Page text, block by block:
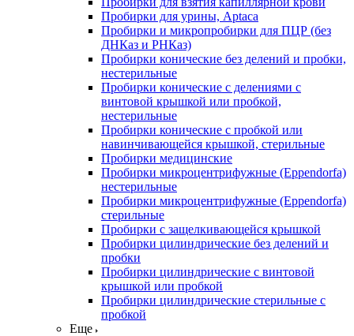
Пробирки для урины, Aptaca
Пробирки и микропробирки для ПЦР (без
ДНКаз и РНКаз)
Пробирки конические без делений и пробки,
нестерильные
Пробирки конические с делениями с
винтовой крышкой или пробкой,
нестерильные
Пробирки конические с пробкой или
навинчивающейся крышкой, стерильные
Пробирки медицинские
Пробирки микроцентрифужные (Eppendorfа)
нестерильные
Пробирки микроцентрифужные (Eppendorfа)
стерильные
Пробирки с защелкивающейся крышкой
Пробирки цилиндрические без делений и
пробки
Пробирки цилиндрические с винтовой
крышкой или пробкой
Пробирки цилиндрические стерильные с
пробкой
Еще